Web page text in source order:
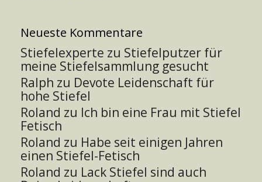
Neueste Kommentare
Stiefelexperte zu Stiefelputzer für
meine Stiefelsammlung gesucht
Ralph zu Devote Leidenschaft für
hohe Stiefel
Roland zu Ich bin eine Frau mit Stiefel
Fetisch
Roland zu Habe seit einigen Jahren
einen Stiefel-Fetisch
Roland zu Lack Stiefel sind auch